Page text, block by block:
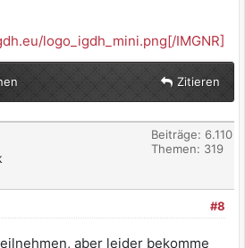
logo_igdh_mini.png[/IMGNR]
Zitieren
Beiträge: 6.110
Themen: 319
#8
aber leider bekomme